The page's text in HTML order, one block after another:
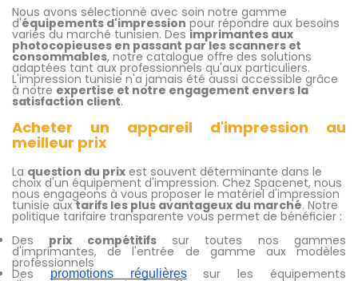
Nous avons sélectionné avec soin notre gamme
d'équipements d'impression pour répondre aux besoins
variés du marché tunisien. Des imprimantes aux
photocopieuses en passant par les scanners et
consommables, notre catalogue offre des solutions
adaptées tant aux professionnels qu'aux particuliers.
L'impression tunisie n'a jamais été aussi accessible grâce
à notre expertise et notre engagement envers la
satisfaction client.
Acheter un appareil d'impression au
meilleur prix
La question du prix est souvent déterminante dans le
choix d'un équipement d'impression. Chez Spacenet, nous
nous engageons à vous proposer le matériel d'impression
tunisie auxtarifs les plus avantageux du marché. Notre
politique tarifaire transparente vous permet de bénéficier :
Des prix compétitifssur toutes nos gammes
d'imprimantes, de l'entrée de gamme aux modèles
professionnels
Des promotions régulièressur les équipements